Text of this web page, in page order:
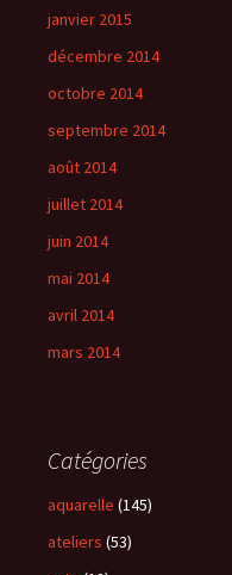
janvier 2015
décembre 2014
octobre 2014
septembre 2014
août 2014
juillet 2014
juin 2014
mai 2014
avril 2014
mars 2014
Catégories
aquarelle (145)
ateliers (53)